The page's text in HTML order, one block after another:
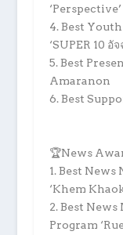
‘Perspective’
4. Best
‘SUPER 10 อั
5. Best
Amaranon
6. Best
🏆News
1. Best
‘Khem
2. Best
Program